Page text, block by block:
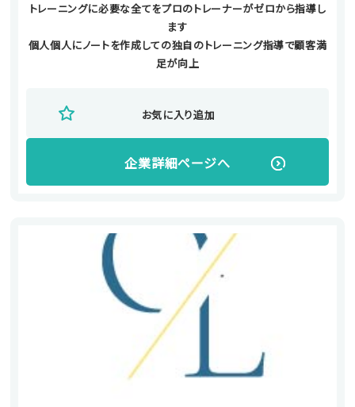
トレーニングに必要な全てをプロのトレーナーがゼロから指導し
ます
個人個人にノートを作成しての独自のトレーニング指導で顧客満
足が向上
お気に入り追加
企業詳細ページへ